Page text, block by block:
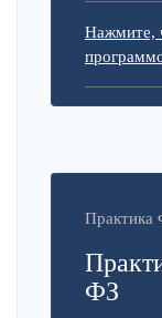
Нажмите,
Практика
ФЗ